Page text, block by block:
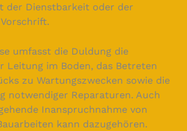
der Dienstbarkeit oder der
umfasst die Duldung die
Leitung im Boden, das Betreten
zu Wartungszwecken sowie die
notwendiger Reparaturen. Auch
Inanspruchnahme von
kann dazugehören.